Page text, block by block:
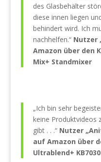
des Glasbehälter
diese innen liegen
behindert wird. Ich
nachhelfen.“ Nutzer
Amazon über den
Mix+ Standmixer
„Ich bin sehr
keine Produktvideos
gibt . . .“ Nutzer
auf Amazon über
Ultrablend+